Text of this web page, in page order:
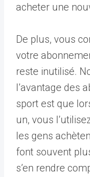
acheter une
De plus, vous
votre
reste inutilisé.
l’avantage des
sport est que
un, vous
les gens
font souvent
s’en rendre